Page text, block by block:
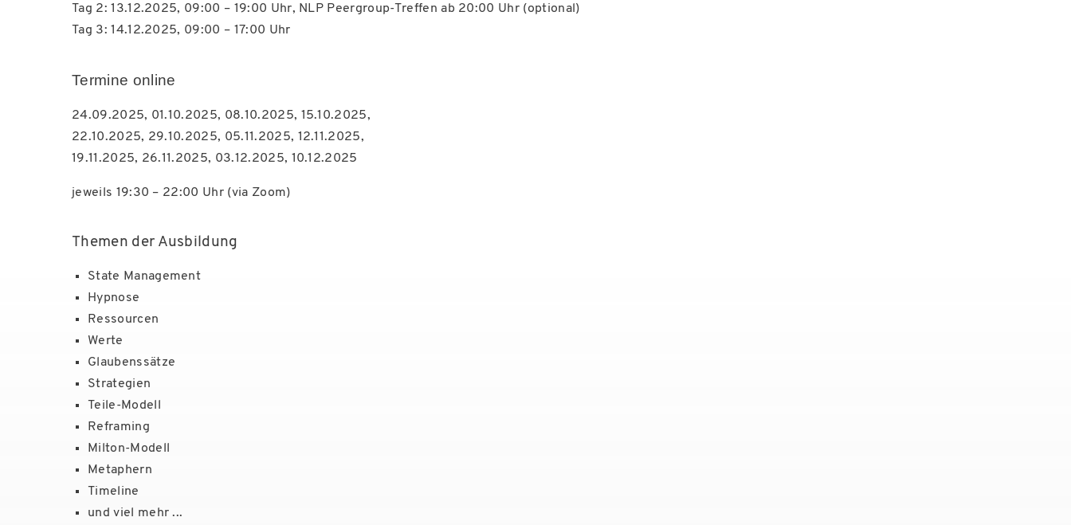
Tag 2: 13.12.2025, 09:00 – 19:00 Uhr, NLP Peergroup-Treffen ab 20:00 Uhr (optional)
Tag 3: 14.12.2025, 09:00 – 17:00 Uhr
Termine online
24.09.2025, 01.10.2025, 08.10.2025, 15.10.2025,
22.10.2025, 29.10.2025, 05.11.2025, 12.11.2025,
19.11.2025, 26.11.2025, 03.12.2025, 10.12.2025
jeweils 19:30 – 22:00 Uhr (via Zoom)
Themen der Ausbildung
State Management
Hypnose
Ressourcen
Werte
Glaubenssätze
Strategien
Teile-Modell
Reframing
Milton-Modell
Metaphern
Timeline
und viel mehr ...